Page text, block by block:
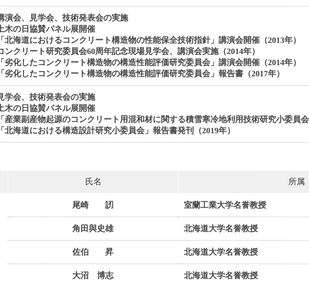
演会、見学会、技術発表会の実施
木の日協賛パネル展開催
北海道におけるコンクリート構造物の性能保全技術指針」講演会開催（2013年）
ンクリート研究委員会60周年記念現場見学会、講演会実施（2014年）
劣化したコンクリート構造物の構造性能評価研究委員会」講演会開催（2014年）
劣化したコンクリート構造物の構造性能評価研究委員会」報告書（2017年）
学会、技術発表会の実施
木の日協賛パネル展開催
産業副産物起源のコンクリート用混和材に関する積雪寒冷地利用技術研究小委員会
北海道における構造設計研究小委員会」報告書発刊（2019年）
氏名 所属
尾崎 訒 室蘭工業大学名誉教授
角田與史雄 北海道大学名誉教授
佐伯 昇 北海道大学名誉教授
大沼 博志 北海道大学名誉教授